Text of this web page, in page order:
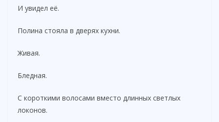
И увидел её.
Полина стояла в дверях кухни.
Живая.
Бледная.
С короткими волосами вместо длинных светлых
локонов.